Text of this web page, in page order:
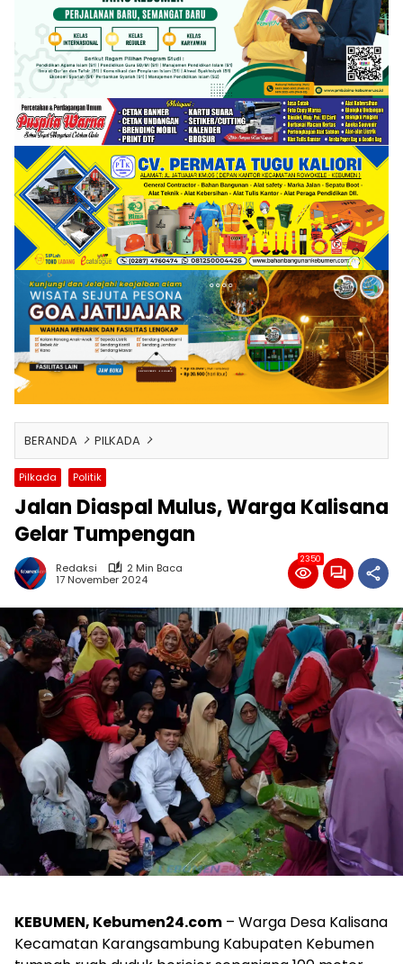
BERANDA PILKADA
Pilkada Politik
Jalan Diaspal Mulus, Warga Kalisana
Gelar Tumpengan
Redaksi
2 Min Baca
17 November 2024
2350
KEBUMEN, Kebumen24.com – Warga Desa Kalisana
Kecamatan Karangsambung Kabupaten Kebumen